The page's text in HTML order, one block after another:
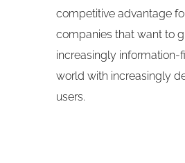
competitive advantage
companies that want to
increasingly information-
world with increasingly
users.